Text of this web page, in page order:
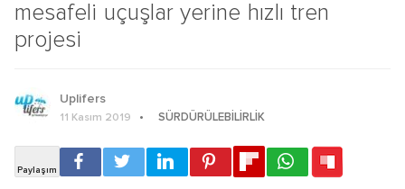
mesafeli uçuşlar yerine hızlı tren
projesi
Uplifers
11 Kasım 2019 SÜRDÜRÜLEBILIRLIK